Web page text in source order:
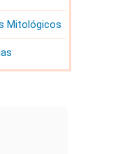
Mitológicos